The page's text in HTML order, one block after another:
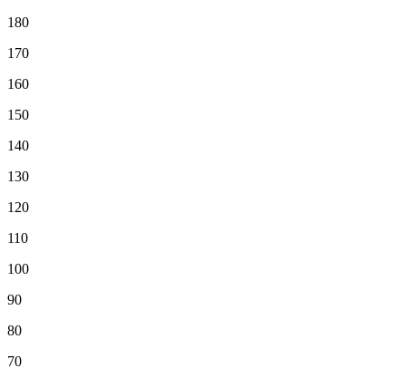
180
170
160
150
140
130
120
110
100
90
80
70